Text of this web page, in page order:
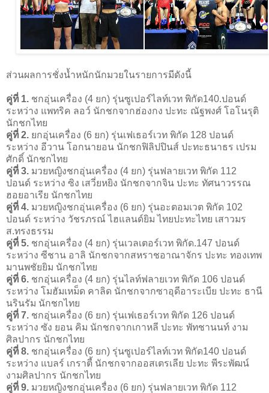
ส่วนผลการชั่งน้ำหนักนักมวยในรายการมีดังนี้
คู่ที่ 1. ชกอุ่นเครื่อง (4 ยก) รุ่นซูเปอร์ไลท์เวท พิกัด140.ปอนด์
ระหว่าง แพทริค ลอว์ นักชกจากฮ่องกง ปะทะ ณัฐพงศ์ โอโนรุติ
นักชกไทย
คู่ที่ 2. ยกอุ่นเครื่อง (6 ยก) รุ่นเฟเธอร์เวท พิกัด 128 ปอนด์
ระหว่าง อีวาน โอกนายอน นักชกฟิลิปปินส์ ปะทะธนาธร เปรม
ศักดิ์ นักชกไทย
คู่ที่ 3. มวยหญิงชกอุ่นเครื่อง (4 ยก) รุ่นฟลายเวท พิกัด 112
ปอนด์ ระหว่าง ซิง เสวี่ยหยิง นักชกจากจิน ปะทะ ทัศนาวรรณ
ฮอยอาเรีย นักชกไทย
คู่ที่ 4. มวยหญิงชกอุ่นเครื่อง (6 ยก) รุ่นอะตอมเวต พิกัด 102
ปอนด์ ระหว่าง วัชรภรณ์ ไฮแลนด์ยิม ไทยปะทะไทย เสาวมร
ส.ทรงธรรม
คู่ที่ 5. ชกอุ่นเครื่อง (4 ยก) รุ่นเวลเตอร์เวท พิกัด.147 ปอนด์
ระหว่าง ซีชาน อาลิ นักชกจากสหราชอาณาจักร ปะทะ ทองเทพ
มานพชัยยิม นักชกไทย
คู่ที่ 6. ชกอุ่นเครื่อง (4 ยก) รุ่นไลท์ฟลายเวท พิกัด 106 ปอนด์
ระหว่าง โมฮัมเหม็ด คาลิด นักชกจากซาอุดีอาระเบีย ปะทะ ธานี
นรินรัม นักชกไทย
คู่ที่ 7. ชกอุ่นเครื่อง (6 ยก) รุ่นเฟเธอร์เวท พิกัด 126 ปอนด์
ระหว่าง ซัง ยอน คิม นักชกจากเกาหลี ปะทะ พัทชานนท์ งาม
ศิลปากร นักชกไทย
คู่ที่ 8. ชกอุ่นเครื่อง (6 ยก) รุ่นซูเปอร์ไลท์เวท พิกัด140 ปอนด์
ระหว่าง แบลร์ เกราตี้ นักชกจากออสเตรเลีย ปะทะ พีระพัฒน์
งามศิลปากร นักชกไทย
คู่ที่ 9. มวยหญิงชกอุ่นเครื่อง (6 ยก) รุ่นฟลายเวท พิกัด 112